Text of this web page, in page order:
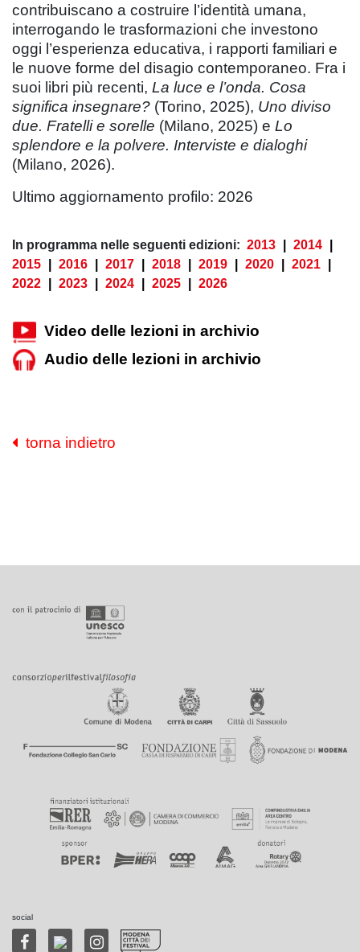
contribuiscano a costruire l’identità umana,
interrogando le trasformazioni che investono
oggi l’esperienza educativa, i rapporti familiari e
le nuove forme del disagio contemporaneo. Fra i
suoi libri più recenti, La luce e l’onda. Cosa
significa insegnare? (Torino, 2025), Uno diviso
due. Fratelli e sorelle (Milano, 2025) e Lo
splendore e la polvere. Interviste e dialoghi
(Milano, 2026).
Ultimo aggiornamento profilo: 2026
In programma nelle seguenti edizioni: 2013 2014
2015
2016 2017 2018 2019 2020 2021
2022
2023 2024 2025 2026
Video delle lezioni in archivio
Audio delle lezioni in archivio
torna indietro
social